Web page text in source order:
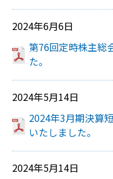
2024年6月6日
第76回定時株主総
た。
2024年5月14日
2024年3月期決算
いたしました。
2024年5月14日